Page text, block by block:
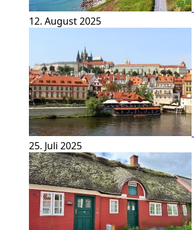
12. August 2025
25. Juli 2025